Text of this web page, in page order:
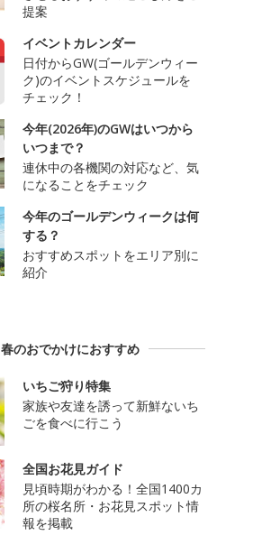
提案
イベントカレンダー
日付からGW(ゴールデンウィー
ク)のイベントスケジュールを
チェック！
今年(2026年)のGWはいつから
いつまで？
連休中の各機関の対応など、気
になることをチェック
今年のゴールデンウィークは何
する？
おすすめスポットをエリア別に
紹介
春のおでかけにおすすめ
いちご狩り特集
家族や友達を誘って新鮮ないち
ごを食べに行こう
全国お花見ガイド
見頃時期がわかる！全国1400カ
所の桜名所・お花見スポット情
報を掲載